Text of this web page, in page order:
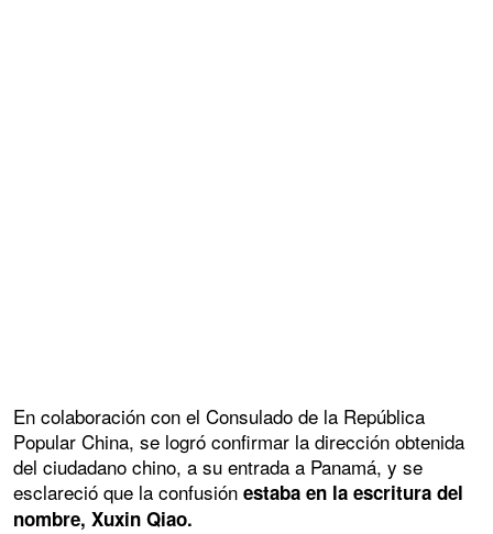
En colaboración con el Consulado de la República
Popular China, se logró confirmar la dirección obtenida
del ciudadano chino, a su entrada a Panamá, y se
esclareció que la confusión estaba en la escritura del
nombre, Xuxin Qiao.